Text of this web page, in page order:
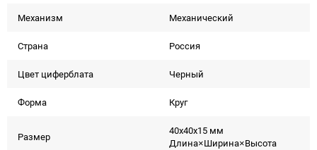
Механизм Механический
Страна Россия
Цвет циферблата Черный
Форма Круг
Размер
40x40x15 мм
Длина×Ширина×Высота